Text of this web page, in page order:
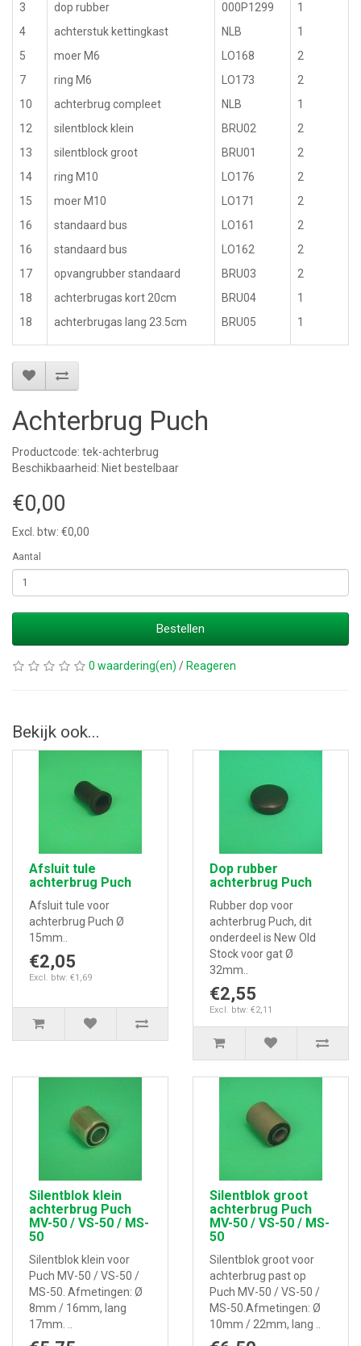
3
4
5
7
10
12
13
14
15
16
16
17
18
18
dop rubber
achterstuk kettingkast
moer M6
ring M6
achterbrug compleet
silentblock klein
silentblock groot
ring M10
moer M10
standaard bus
standaard bus
opvangrubber standaard
achterbrugas kort 20cm
achterbrugas lang 23.5cm
000P1299
NLB
LO168
LO173
NLB
BRU02
BRU01
LO176
LO171
LO161
LO162
BRU03
BRU04
BRU05
1
1
2
2
1
2
2
2
2
2
2
2
1
1
Achterbrug Puch
Productcode: tek-achterbrug
Beschikbaarheid: Niet bestelbaar
€0,00
Excl. btw: €0,00
Aantal
Bestellen
0 waardering(en) / Reageren
Bekijk ook...
Afsluit tule
achterbrug Puch
Afsluit tule voor
achterbrug Puch Ø
15mm..
€2,05
Excl. btw: €1,69
Dop rubber
achterbrug Puch
Rubber dop voor
achterbrug Puch, dit
onderdeel is New Old
Stock voor gat Ø
32mm..
€2,55
Excl. btw: €2,11
Silentblok klein
achterbrug Puch
MV-50 / VS-50 / MS-
50
Silentblok klein voor
Puch MV-50 / VS-50 /
MS-50. Afmetingen: Ø
8mm / 16mm, lang
17mm. ..
Silentblok groot
achterbrug Puch
MV-50 / VS-50 / MS-
50
Silentblok groot voor
achterbrug past op
Puch MV-50 / VS-50 /
MS-50.Afmetingen: Ø
10mm / 22mm, lang ..